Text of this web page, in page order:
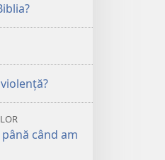
când am